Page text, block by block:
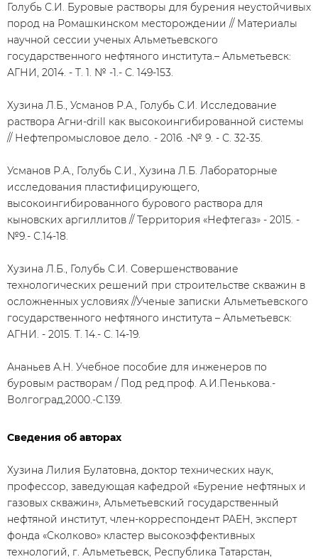
Голубь С.И. Буровые растворы для бурения неустойчивых
пород на Ромашкинском месторождении // Материалы
научной сессии ученых Альметьевского
государственного нефтяного института.– Альметьевск:
АГНИ, 2014. - Т. 1. № -1.- С. 149-153.
Хузина Л.Б., Усманов Р.А., Голубь С.И. Исследование
раствора Агни-drill как высокоингибированной системы
// Нефтепромысловое дело. - 2016. -№ 9. - С. 32-35.
Усманов Р.А., Голубь С.И., Хузина Л.Б. Лабораторные
исследования пластифицирующего,
высокоингибированного бурового раствора для
кыновских аргиллитов // Территория «Нефтегаз» - 2015. -
№9.- С.14-18.
Хузина Л.Б., Голубь С.И. Совершенствование
технологических решений при строительстве скважин в
осложненных условиях //Ученые записки Альметьевского
государственного нефтяного института – Альметьевск:
АГНИ. - 2015. Т. 14.- С. 14-19.
Ананьев А.Н. Учебное пособие для инженеров по
буровым растворам / Под ред.проф. А.И.Пенькова.-
Волгоград,2000.-С.139.
Сведения об авторах
Хузина Лилия Булатовна, доктор технических наук,
профессор, заведующая кафедрой «Бурение нефтяных и
газовых скважин», Альметьевский государственный
нефтяной институт, член-корреспондент РАЕН, эксперт
фонда «Сколково» кластер высокоэффективных
технологий, г. Альметьевск, Республика Татарстан,